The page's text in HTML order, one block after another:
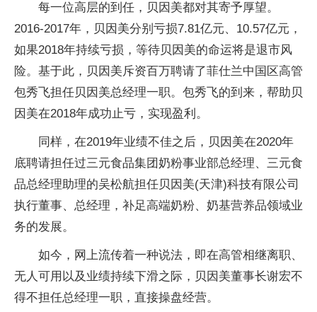
每一位高层的到任，贝因美都对其寄予厚望。
2016-2017年，贝因美分别亏损7.81亿元、10.57亿元，
如果2018年持续亏损，等待贝因美的命运将是退市风
险。基于此，贝因美斥资百万聘请了菲仕兰中国区高管
包秀飞担任贝因美总经理一职。包秀飞的到来，帮助贝
因美在2018年成功止亏，实现盈利。
同样，在2019年业绩不佳之后，贝因美在2020年
底聘请担任过三元食品集团奶粉事业部总经理、三元食
品总经理助理的吴松航担任贝因美(天津)科技有限公司
执行董事、总经理，补足高端奶粉、奶基营养品领域业
务的发展。
如今，网上流传着一种说法，即在高管相继离职、
无人可用以及业绩持续下滑之际，贝因美董事长谢宏不
得不担任总经理一职，直接操盘经营。